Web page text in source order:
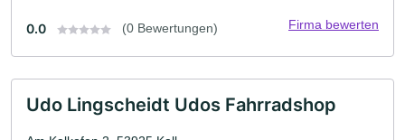
0.0 (0 Bewertungen) Firma bewerten
Udo Lingscheidt Udos Fahrradshop